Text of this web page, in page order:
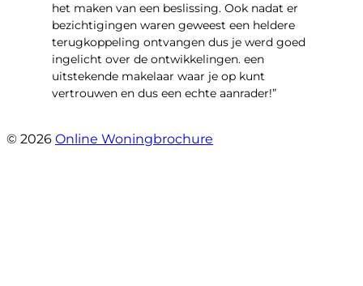
het maken van een beslissing. Ook nadat er
bezichtigingen waren geweest een heldere
terugkoppeling ontvangen dus je werd goed
ingelicht over de ontwikkelingen. een
uitstekende makelaar waar je op kunt
vertrouwen en dus een echte aanrader!”
© 2026 Online Woningbrochure